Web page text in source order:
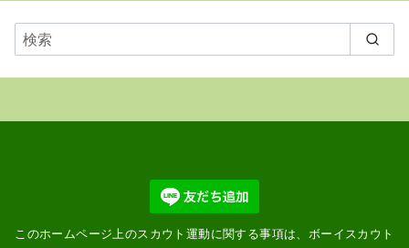
表
示
このホームページ上のスカウト運動に関する事項は、ボーイスカウト